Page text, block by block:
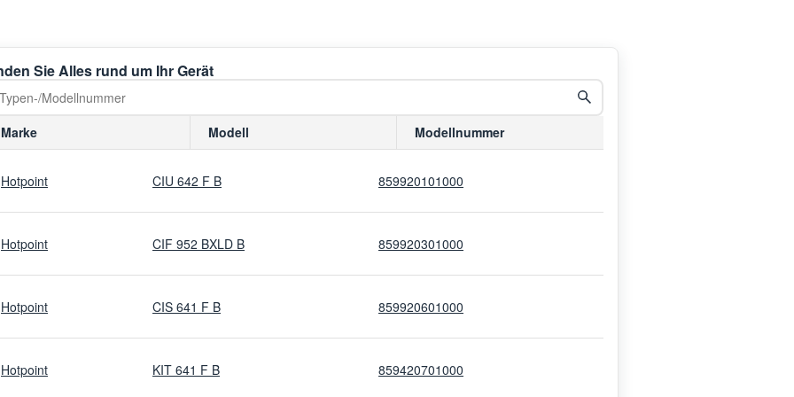
Sie Alles rund um Ihr Gerät
Marke Modell Modellnummer
Hotpoint CIU 642 F B 859920101000
Hotpoint CIF 952 BXLD B 859920301000
Hotpoint CIS 641 F B 859920601000
Hotpoint KIT 641 F B 859420701000